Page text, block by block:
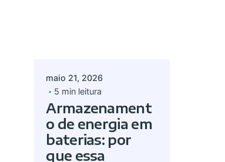
maio 21, 2026
5 min leitura
Armazenament
o de energia em
baterias: por
que essa